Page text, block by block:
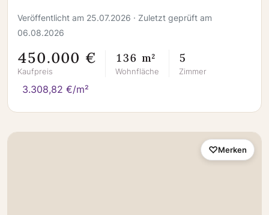
Veröffentlicht am 25.07.2026 · Zuletzt geprüft am
06.08.2026
450.000 €
Kaufpreis
136 m²
Wohnfläche
5
Zimmer
3.308,82 €/m²
Merken